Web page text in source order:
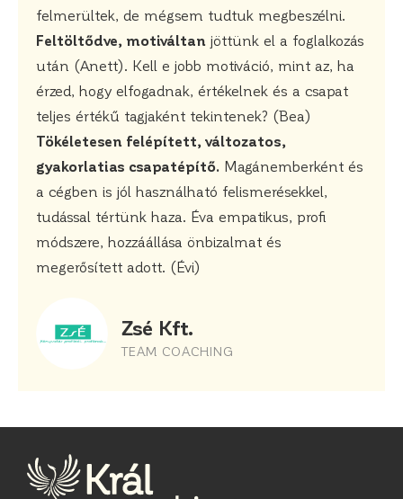
felmerültek, de mégsem tudtuk megbeszélni.
Feltöltődve, motiváltan jöttünk el a foglalkozás
után (Anett). Kell e jobb motiváció, mint az, ha
érzed, hogy elfogadnak, értékelnek és a csapat
teljes értékű tagjaként tekintenek? (Bea)
Tökéletesen felépített, változatos,
gyakorlatias csapatépítő. Magánemberként és
a cégben is jól használható felismerésekkel,
tudással tértünk haza. Éva empatikus, profi
módszere, hozzáállása önbizalmat és
megerősített adott. (Évi)
Zsé Kft.
TEAM COACHING